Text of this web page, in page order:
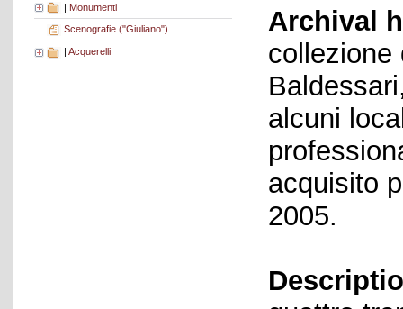
| Monumenti
Scenografie ("Giuliano")
| Acquerelli
Archival
collezione
alcuni
acquisito
2005.